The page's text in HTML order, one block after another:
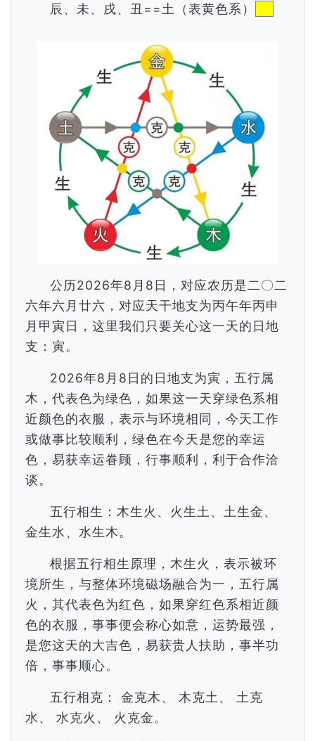
辰、未、戌、丑==土（表黄色系）
公历2026年8月8日，对应农历是二〇二
六年六月廿六，对应天干地支为丙午年丙申
月甲寅日，这里我们只要关心这一天的日地
支：寅。
2026年8月8日的日地支为寅，五行属
木，代表色为绿色，如果这一天穿绿色系相
近颜色的衣服，表示与环境相同，今天工作
或做事比较顺利，绿色在今天是您的幸运
色，易获幸运眷顾，行事顺利，利于合作洽
谈。
五行相生：木生火、火生土、土生金、
金生水、水生木。
根据五行相生原理，木生火，表示被环
境所生，与整体环境磁场融合为一，五行属
火，其代表色为红色，如果穿红色系相近颜
色的衣服，事事便会称心如意，运势最强，
是您这天的大吉色，易获贵人扶助，事半功
倍，事事顺心。
五行相克： 金克木、 木克土、 土克
水、 水克火、 火克金。